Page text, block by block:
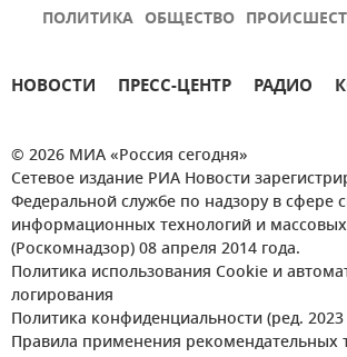
ПОЛИТИКА ОБЩЕСТВО
НОВОСТИ ПРЕСС-ЦЕНТР РАДИО
© 2026 МИА «Россия сегодня»
Сетевое издание РИА Новости
Федеральной службе по надзору в сфере
информационных технологий и
(Роскомнадзор) 08 апреля 2014 года.
Политика использования Cookie и
логирования
Политика конфиденциальности (ред. 2023
Правила применения рекомендательных